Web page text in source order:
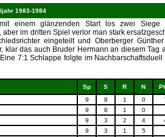
1983-1984
einem glänzenden Start los zwei Siege
im dritten Spiel verlor man stark
eingeteilt und Oberberger
klar das auch Bruder Hermann an diesem Tag
7:1 Schlappe folgte im Nachbarschaftsduell
Sp S R N
9 8 1 0
9 8 1
0
9 3 2 4
9 3 1
5